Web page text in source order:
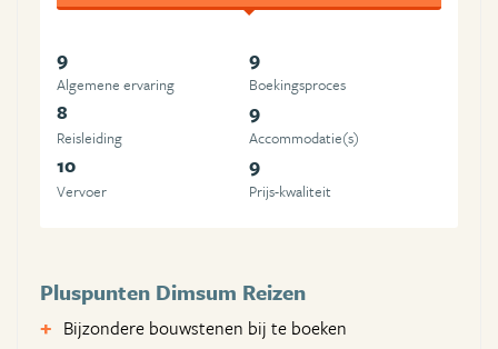
9
Algemene ervaring
9
Boekingsproces
8
Reisleiding
9
Accommodatie(s)
10
Vervoer
9
Prijs-kwaliteit
Pluspunten Dimsum Reizen
Bijzondere bouwstenen bij te boeken